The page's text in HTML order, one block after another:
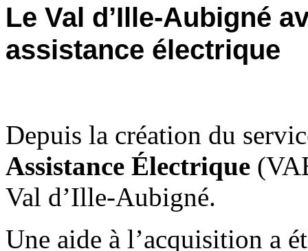
Le Val d’Ille-Aubigné
assistance électrique
Depuis la création du
Assistance Électrique
Val d’Ille-Aubigné.
Une aide à l’acquisition a